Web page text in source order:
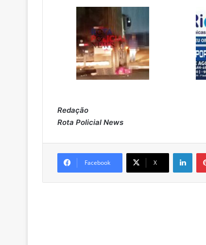
Redação
Rota Policial News
Facebook X